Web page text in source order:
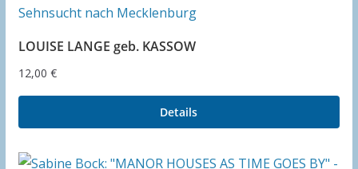
LOUISE LANGE geb. KASSOW
12,00 €
Details